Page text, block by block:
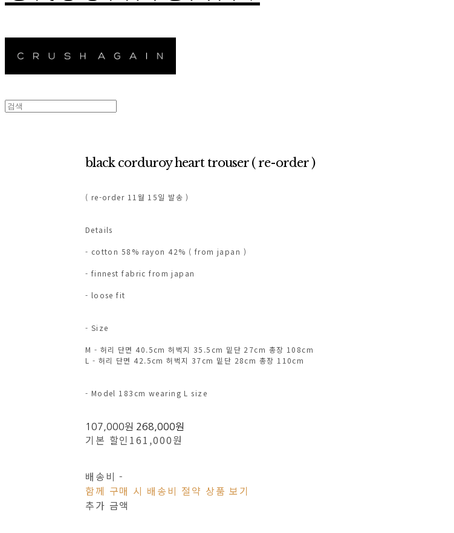
black corduroy heart trouser ( re-order )
( re-order 11월 15일 발송 )
Details
- cotton 58% rayon 42% ( from japan )
- finnest fabric from japan
- loose fit
- Size
M - 허리 단면 40.5cm 허벅지 35.5cm 밑단 27cm 총장 108cm
L - 허리 단면 42.5cm 허벅지 37cm 밑단 28cm 총장 110cm
- Model 183cm wearing L size
107,000원 268,000원
기본 할인 161,000원
배송비-
함께 구매 시 배송비 절약 상품 보기
추가 금액